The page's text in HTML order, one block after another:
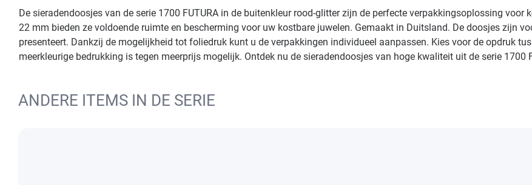
De sieradendoosjes van de serie 1700 FUTURA in de buitenkleur rood-glitter zijn de perfecte verpakkingsoplossing
22 mm bieden ze voldoende ruimte en bescherming voor uw kostbare juwelen. Gemaakt in Duitsland. De doosjes zijn
presenteert. Dankzij de mogelijkheid tot foliedruk kunt u de verpakkingen individueel aanpassen. Kies voor de opdruk
meerkleurige bedrukking is tegen meerprijs mogelijk. Ontdek nu de sieradendoosjes van hoge kwaliteit uit de serie 1700
ANDERE ITEMS IN DE SERIE